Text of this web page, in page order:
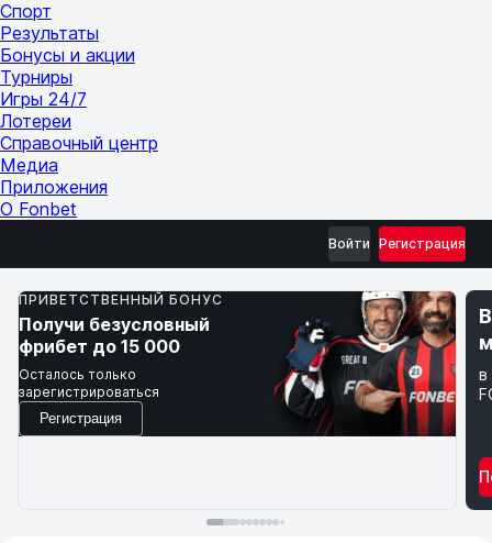
Спорт
Результаты
Бонусы и акции
Турниры
Игры 24/7
Лотереи
Справочный центр
Медиа
Приложения
О Fonbet
Регистрация
Войти
ПРИВЕТСТВЕННЫЙ БОНУС
Получи безусловный
фрибет до 15 000
Осталось только
зарегистрироваться
Регистрация
в